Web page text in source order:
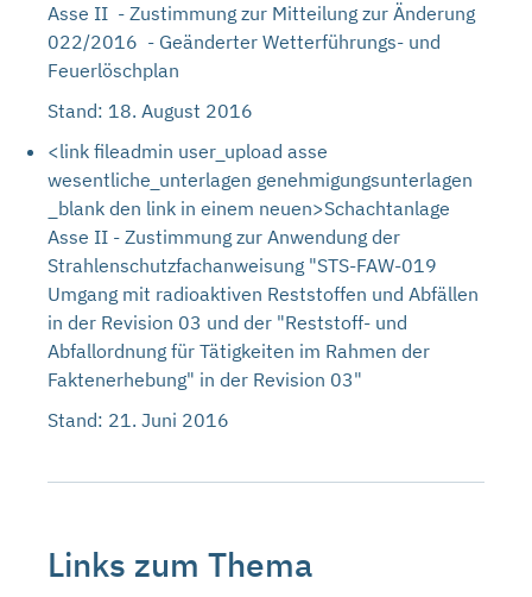
Asse II - Zustimmung zur Mitteilung zur Änderung
022/2016 - Geänderter Wetterführungs- und
Feuerlöschplan
Stand: 18. August 2016
<link fileadmin user_upload asse
wesentliche_unterlagen genehmigungsunterlagen
_blank den link in einem neuen>Schachtanlage
Asse II - Zustimmung zur Anwendung der
Strahlenschutzfachanweisung "STS-FAW-019
Umgang mit radioaktiven Reststoffen und Abfällen
in der Revision 03 und der "Reststoff- und
Abfallordnung für Tätigkeiten im Rahmen der
Faktenerhebung" in der Revision 03"
Stand: 21. Juni 2016
Links zum Thema